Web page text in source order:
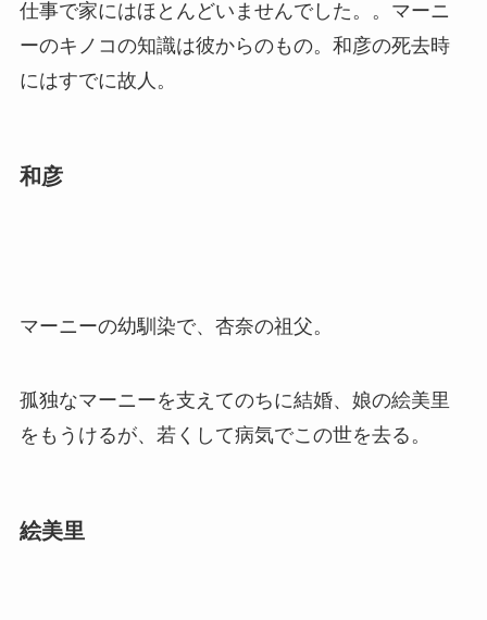
仕事で家にはほとんどいませんでした。。マーニ
ーのキノコの知識は彼からのもの。和彦の死去時
にはすでに故人。
和彦
マーニーの幼馴染で、杏奈の祖父。
孤独なマーニーを支えてのちに結婚、娘の絵美里
をもうけるが、若くして病気でこの世を去る。
絵美里